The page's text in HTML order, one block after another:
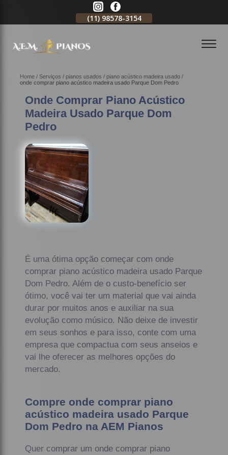
(11)98578-3154
Home Serviços pianos usados
piano acústico madeira usado
onde comprar piano acústico madeira usado Parque Dom Pedro
Onde Comprar Piano Acústico
Madeira Usado Parque Dom
Pedro
É uma ótima opção começar com onde
comprar piano acústico madeira usado Parque
Dom Pedro. Além de o custo-benefício ser
ótimo, você vai ter um material que vai ainda
durar por muitos anos e auxiliar na sua
evolução como músico. Não deixe de investir
em seus sonhos e para isso, conte com uma
empresa que compactua com seus anseios e
vai lhe oferecer as melhores opções do
mercado.
Compre onde comprar piano
acústico madeira usado Parque
Dom Pedro na AEM Pianos
Quer comprar um onde comprar piano